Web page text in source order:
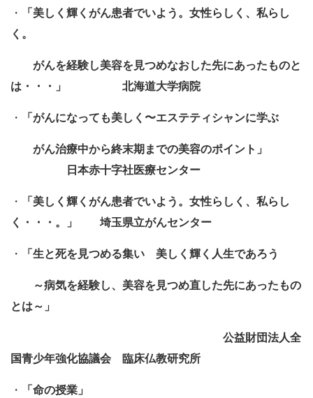
・
「美しく輝くがん患者でいよう。女性らしく、私らし
く。
がんを経験し美容を見つめなおした先にあったものと
は・・・」
北海道大学病院
・ 「がんになっても美しく〜エステティシャンに学ぶ
がん治療中から終末期までの美容のポイント」
日本赤十字社医療センター
・
「美しく輝くがん患者でいよう。女性らしく、私らし
く・・・。」 埼玉県立がんセンター
・ 「生と死を見つめる集い 美しく輝く人生であろう
～病気を経験し、美容を見つめ直した先にあったもの
とは～」
公益財団法人全
国青少年強化協議会 臨床仏教研究所
・
「命の授業」